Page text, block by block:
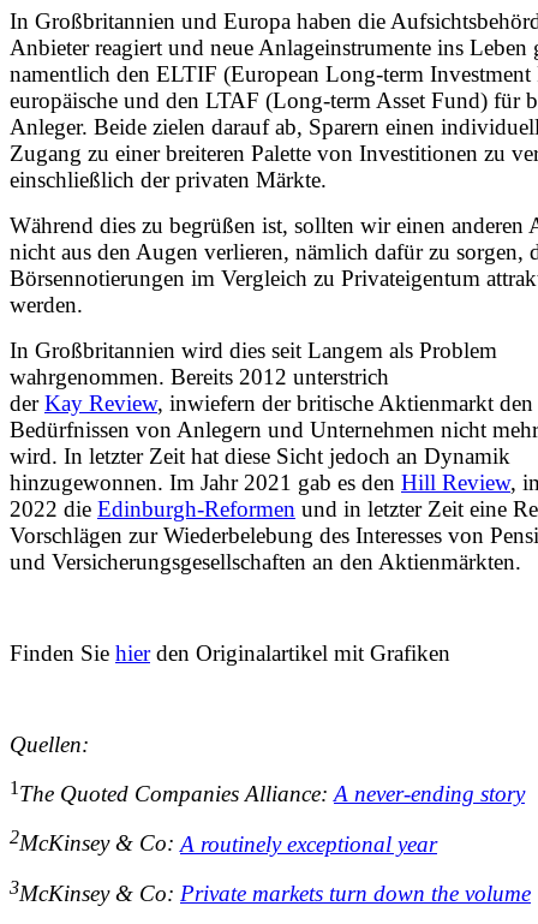
In Großbritannien und Europa haben die
Anbieter reagiert und neue Anlageinstrumente ins Leben
namentlich den ELTIF (European Long-term
europäische und den LTAF (Long-term Asset Fund) für
Anleger. Beide zielen darauf ab, Sparern einen
Zugang zu einer breiteren Palette von Investitionen zu
einschließlich der privaten Märkte.
Während dies zu begrüßen ist, sollten wir einen anderen
nicht aus den Augen verlieren, nämlich dafür zu sorgen,
Börsennotierungen im Vergleich zu Privateigentum
werden.
In Großbritannien wird dies seit Langem als Problem
wahrgenommen. Bereits 2012 unterstrich
derKay Review, inwiefern der britische Aktienmarkt den
Bedürfnissen von Anlegern und Unternehmen nicht
wird. In letzter Zeit hat diese Sicht jedoch an Dynamik
hinzugewonnen. Im Jahr 2021 gab es den Hill Review,
2022 die Edinburgh-Reformen und in letzter Zeit eine
Vorschlägen zur Wiederbelebung des Interesses von
und Versicherungsgesellschaften an den Aktienmärkten.
Finden Sie hierden Originalartikel mit Grafiken
Quellen:
1 The Quoted Companies Alliance:A never-ending story
2McKinsey & Co: A routinely exceptional year
3McKinsey & Co: Private markets turn down the volume